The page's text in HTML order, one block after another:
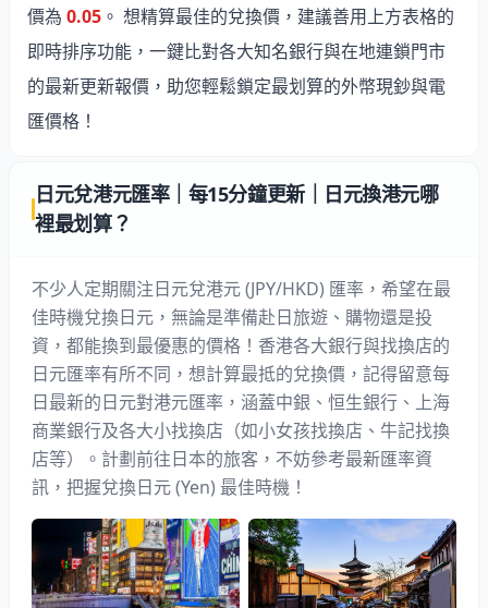
價為 0.05 。 想精算最佳的兌換價，建議善用上方表格的
即時排序功能，一鍵比對各大知名銀行與在地連鎖門市
的最新更新報價，助您輕鬆鎖定最划算的外幣現鈔與電
匯價格！
日元兌港元匯率｜每15分鐘更新｜日元換港元哪
裡最划算？
不少人定期關注日元兌港元 (JPY/HKD) 匯率，希望在最
佳時機兌換日元，無論是準備赴日旅遊、購物還是投
資，都能換到最優惠的價格！香港各大銀行與找換店的
日元匯率有所不同，想計算最抵的兌換價，記得留意每
日最新的日元對港元匯率，涵蓋中銀、恒生銀行、上海
商業銀行及各大小找換店（如小女孩找換店 、 牛記找換
店等）。計劃前往日本的旅客，不妨參考最新匯率資
訊，把握兌換日元 (Yen) 最佳時機！